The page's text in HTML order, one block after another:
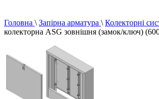
Головна \ Запірна арматура \ Колекторні
колекторна ASG зовнішня (замок/ключ)